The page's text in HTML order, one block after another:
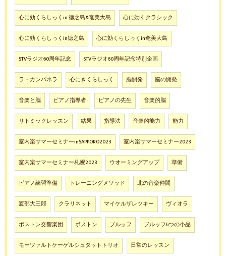
心に効くらしっくin 徳之島&奄美大島 心に効くクラシック
心に効くらしっくin徳之島 心に効くらしっくin奄美大島
STVラジオ60周年記念 STVラジオ60周年記念特別企画
ラ・カンパネラ 心にきくらしっく 脳開発 脳の開発
音楽と脳 ピアノ指導者 ピアノの先生 音楽的脳
リトミックレッスン 結果 指導法 音楽的能力 能力
室内楽サマーセミナーinSAPPORO2023 室内楽サマーセミナー2023
室内楽サマーセミナー札幌2023 ウオーミングアップ 準備
ピアノ練習準備 トレーニングメソッド 北の音楽仲間
渡部大三郎 クラリネット マイケルザレツキー ヴィオラ
ボストン交響楽団 ボストン ブルッフ ブルッフ6つの小品
モーツァルトケーゲルシュタットトリオ 日常のレッスン